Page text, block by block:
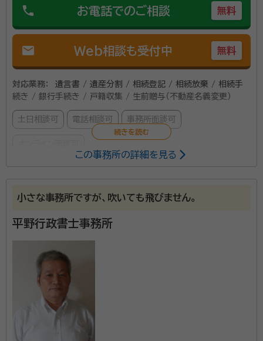
phone お電話でのご相談 無料
mail Web相談も受付中 無料
対応業務：
遺言書 / 遺産分割 / 相続登記 / 相続放棄 / 相続手
続き / 銀行手続き / 戸籍収集 / 生前贈与（不動産名義変更）
土日相談可 電話相談可 事務所面談可
松本 啓佑（マツモト ケイスケ）
司法書士、歯科医師国家試験合格
事前にご連絡いただければ土日祝日も対応可能です。 経験豊富
な司法書士が丁寧かつスピーディーに対応させていただきま
手続き、相続放棄、家族信託、生前贈与等幅広く対応しておりま
す。 依頼者様のご要望に添いながら最も望ましいご提案をさせ
ていただきます。 携帯電話、LINEなど様々な手段で連絡可能
です。 どうぞお気軽にお問い合わせください。
司法書士
大阪司法書士会
この事務所の詳細を見る
小さな事務所ですが、吹いても飛びません。
平野行政書士事務所